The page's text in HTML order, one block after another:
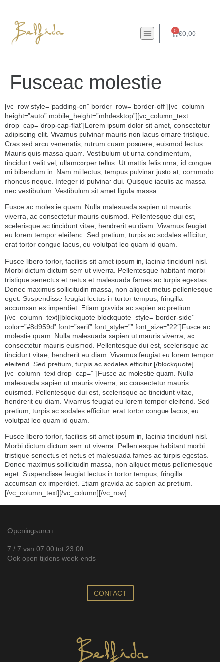
€0,00
0
Fusceac molestie
[vc_row style=”padding-on” border_row=”border-off”][vc_column
height=”auto” mobile_height=”mhdesktop”][vc_column_text
drop_cap=”drop-cap-flat”]Lorem ipsum dolor sit amet, consectetur
adipiscing elit. Vivamus pulvinar mauris non lacus ornare tristique.
Cras sed arcu venenatis, rutrum quam posuere, euismod lectus.
Mauris quis massa quam. Vestibulum ut urna condimentum,
tincidunt velit vel, ullamcorper tellus. Ut mattis felis urna, id congue
mi bibendum in. Nam mi lectus, tempus pulvinar justo at, commodo
rhoncus neque. Integer id pulvinar dui. Quisque iaculis ac massa
nec vestibulum. Vestibulum sit amet ligula massa.
Fusce ac molestie quam. Nulla malesuada sapien ut mauris
viverra, ac consectetur mauris euismod. Pellentesque dui est,
scelerisque ac tincidunt vitae, hendrerit eu diam. Vivamus feugiat
eu lorem tempor eleifend. Sed pretium, turpis ac sodales efficitur,
erat tortor congue lacus, eu volutpat leo quam id quam.
Fusce libero tortor, facilisis sit amet ipsum in, lacinia tincidunt nisl.
Morbi dictum dictum sem ut viverra. Pellentesque habitant morbi
tristique senectus et netus et malesuada fames ac turpis egestas.
Donec maximus sollicitudin massa, non aliquet metus pellentesque
eget. Suspendisse feugiat lectus in tortor tempus, fringilla
accumsan ex imperdiet. Etiam gravida ac sapien ac pretium.
[/vc_column_text][blockquote blockquote_style=”border-side”
color=”#8d959d” font=”serif” font_style=”” font_size=”22″]Fusce ac
molestie quam. Nulla malesuada sapien ut mauris viverra, ac
consectetur mauris euismod. Pellentesque dui est, scelerisque ac
tincidunt vitae, hendrerit eu diam. Vivamus feugiat eu lorem tempor
eleifend. Sed pretium, turpis ac sodales efficitur.[/blockquote]
[vc_column_text drop_cap=””]Fusce ac molestie quam. Nulla
malesuada sapien ut mauris viverra, ac consectetur mauris
euismod. Pellentesque dui est, scelerisque ac tincidunt vitae,
hendrerit eu diam. Vivamus feugiat eu lorem tempor eleifend. Sed
pretium, turpis ac sodales efficitur, erat tortor congue lacus, eu
volutpat leo quam id quam.
Fusce libero tortor, facilisis sit amet ipsum in, lacinia tincidunt nisl.
Morbi dictum dictum sem ut viverra. Pellentesque habitant morbi
tristique senectus et netus et malesuada fames ac turpis egestas.
Donec maximus sollicitudin massa, non aliquet metus pellentesque
eget. Suspendisse feugiat lectus in tortor tempus, fringilla
accumsan ex imperdiet. Etiam gravida ac sapien ac pretium.
[/vc_column_text][/vc_column][/vc_row]
Openingsuren
7 / 7 van 07:00 tot 23:00
Ook open tijdens week-ends
CONTACT